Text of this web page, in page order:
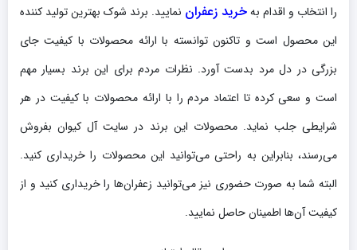
را انتخاب و اقدام بهخرید زعفران نمایید. برند شوک بهترین تولید کننده
این محصول است و تاکنون توانسته با ارائه محصولات با کیفیت جای
بزرگی در دل مرد بدست آورد. نظرات مردم برای این برند بسیار مهم
است و سعی کرده تا اعتماد مردم را با ارائه محصولات با کیفیت در هر
شرایطی جلب نماید. محصولات این برند در سایت آل کیوان بفروش
می‌رسند، بنابراین به راحتی می‌توانید این محصولات را خریداری کنید.
البته شما به صورت حضوری نیز می‌توانید زعفران‌ها را خریداری کنید و از
کیفیت آن‌ها اطمینان حاصل نمایید.